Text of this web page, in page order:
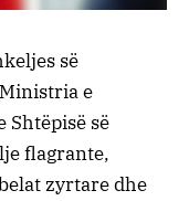
së
e
Shtëpisë së
flagrante,
zyrtare dhe